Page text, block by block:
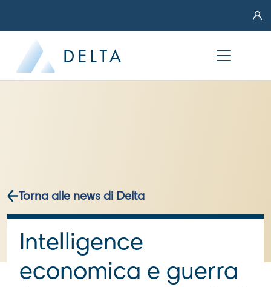
Torna alle news di Delta
Intelligence
economica e guerra